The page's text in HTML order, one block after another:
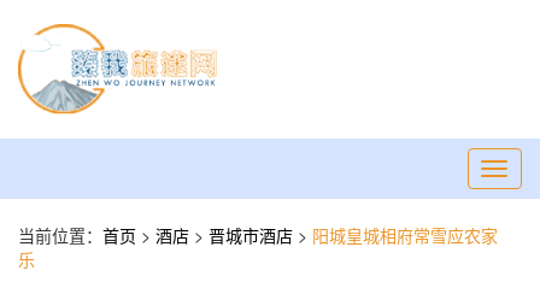
当前位置： 首页 > 酒店 > 晋城市酒店 > 阳城皇城相府常雪应农家
乐